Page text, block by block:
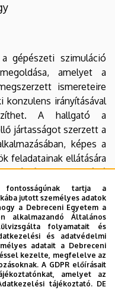
gépészeti szimuláció
amelyet a
ismereteire
konzulens irányításával
A hallgató a
jártasságot szerzett a
képes a
feladatainak ellátására
a témához kapcsolódó
tartja a
jutott személyes adatok
a Debreceni Egyetem a
alkalmazandó Általános
folyamatait és
és adatvédelmi
adatait a Debreceni
kezelte, megfelelve az
A GDPR előírásait
amelyet az
tájékoztató. DE